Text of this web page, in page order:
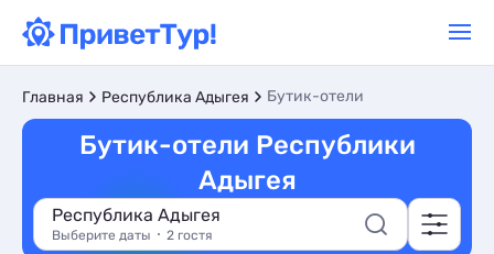
Главная Республика Адыгея Бутик-отели
Бутик-отели Республики
Адыгея
Республика Адыгея
Выберите даты 2 гостя